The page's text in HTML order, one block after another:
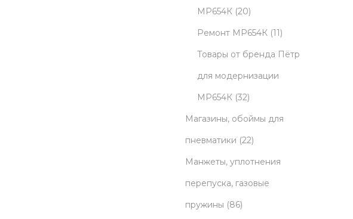
u
c
t
s
5
p
r
o
d
u
c
t
s
МР654К 202
0
p
r
o
d
u
c
t
Ремонт МР654К 111
1
o
u
Товары от бренда Пётр
для модернизации
МР654К 323
2
p
r
o
Магазины, обоймы для
пневматики 222
2
p
Манжеты, уплотнения
перепуска, газовые
пружины
868